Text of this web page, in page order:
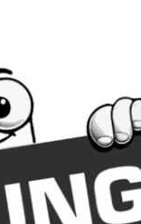
ohne Maus zu
oder